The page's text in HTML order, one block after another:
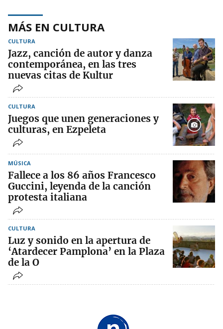
MÁS EN CULTURA
CULTURA
Jazz, canción de autor y danza
contemporánea, en las tres
nuevas citas de Kultur
CULTURA
Juegos que unen generaciones y
culturas, en Ezpeleta
MÚSICA
Fallece a los 86 años Francesco
Guccini, leyenda de la canción
protesta italiana
CULTURA
Luz y sonido en la apertura de
‘Atardecer Pamplona’ en la Plaza
de la O